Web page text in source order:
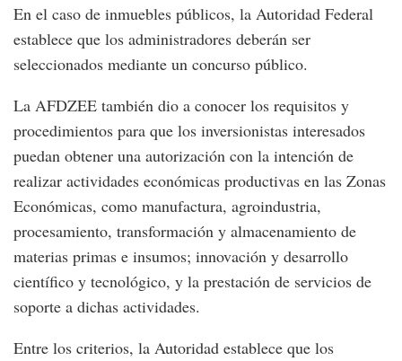
En el caso de inmuebles públicos, la Autoridad Federal
establece que los administradores deberán ser
seleccionados mediante un concurso público.
La AFDZEE también dio a conocer los requisitos y
procedimientos para que los inversionistas interesados
puedan obtener una autorización con la intención de
realizar actividades económicas productivas en las Zonas
Económicas, como manufactura, agroindustria,
procesamiento, transformación y almacenamiento de
materias primas e insumos; innovación y desarrollo
científico y tecnológico, y la prestación de servicios de
soporte a dichas actividades.
Entre los criterios, la Autoridad establece que los